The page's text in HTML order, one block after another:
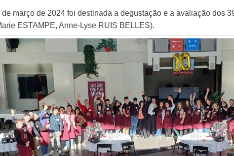
março de 2024 foi destinada a degustação e a avaliação dos
ESTAMPE, Anne-Lyse RUIS BELLES).